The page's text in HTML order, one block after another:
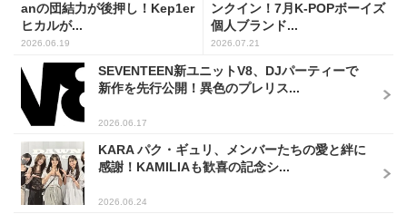
anの団結力が後押し！Kep1er
ヒカルが...
2026.06.19
ンクイン！7月K-POPボーイズ
個人ブランド...
2026.07.21
SEVENTEEN新ユニットV8、DJパーティーで
新作を先行公開！異色のプレリス...
2026.06.17
KARA パク・ギュリ、メンバーたちの愛と絆に
感謝！KAMILIAも歓喜の記念シ...
2026.06.24